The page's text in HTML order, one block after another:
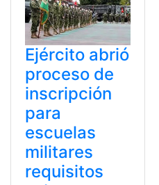
Ejército abrió
proceso de
inscripción
para
escuelas
militares
requisitos